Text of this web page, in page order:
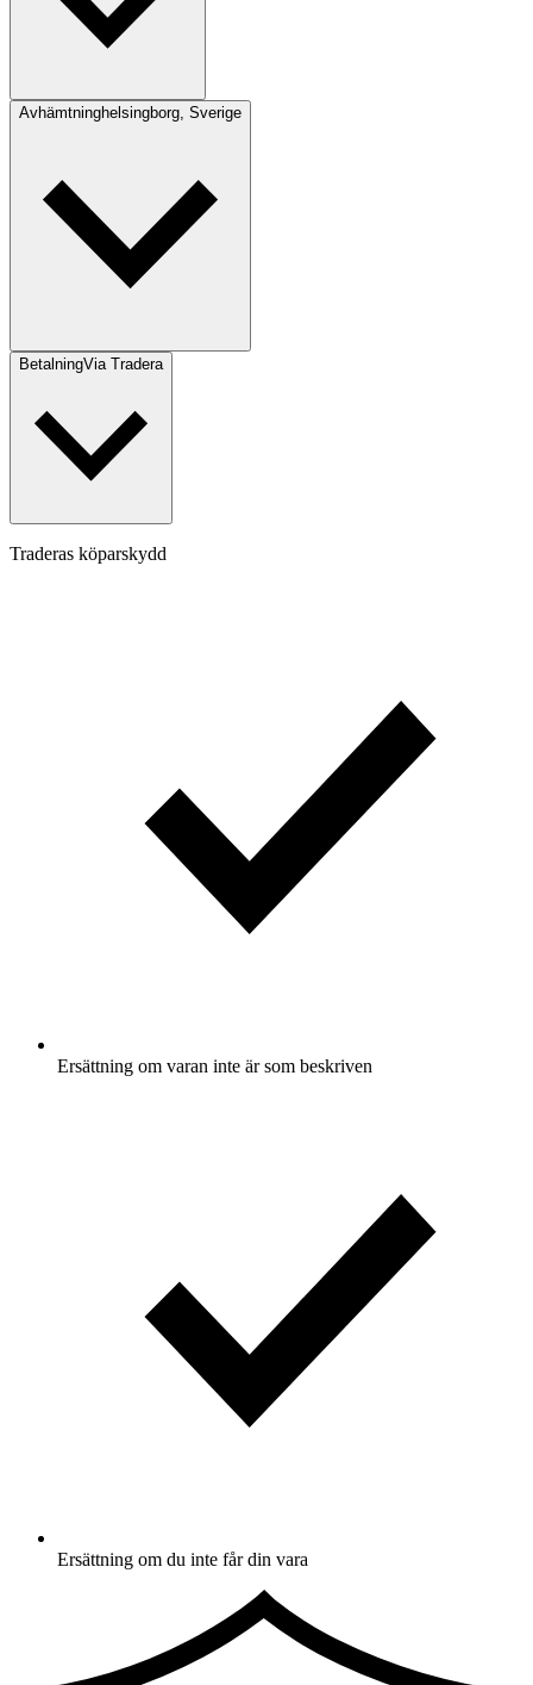
Avhämtninghelsingborg, Sverige
BetalningVia Tradera
Traderas köparskydd
Ersättning om varan inte är som beskriven
Ersättning om du inte får din vara